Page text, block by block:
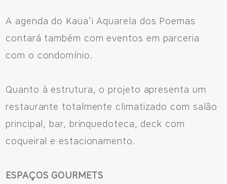
A agenda do Kaua’i Aquarela dos Poemas
contará também com eventos em parceria
com o condomínio.
Quanto à estrutura, o projeto apresenta um
restaurante totalmente climatizado com salão
principal, bar, brinquedoteca, deck com
coqueiral e estacionamento.
ESPAÇOS GOURMETS